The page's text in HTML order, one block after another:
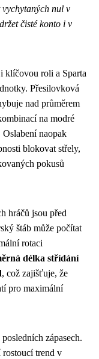
vychytaných nul v
čisté konto i v
klíčovou roli a Sparta
Přesilovková
nad průměrem
na modré
Oslabení naopak
blokovat střely,
pokusů
hráčů jsou před
štáb může počítat
rotaci
délka střídání
, což zajišťuje, že
pro maximální
zápasech.
trend v